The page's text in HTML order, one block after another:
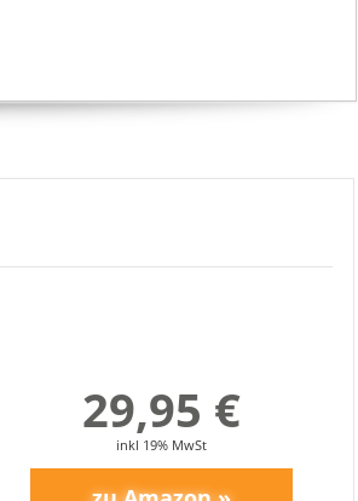
3 4 5 6 7 8 9 10
29,95 €
inkl 19% MwSt